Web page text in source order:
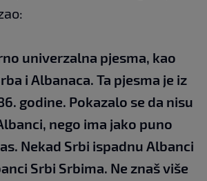
univerzalna pjesma, kao
i Albanaca. Ta pjesma je iz
godine. Pokazalo se da nisu
nego ima jako puno
Nekad Srbi ispadnu Albanci
Srbi Srbima. Ne znaš više